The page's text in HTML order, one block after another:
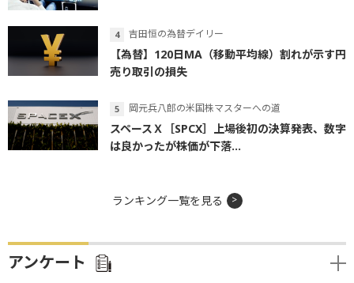
吉田恒の為替デイリー
【為替】120日MA（移動平均線）割れが示す円
売り取引の損失
岡元兵八郎の米国株マスターへの道
スペースＸ［SPCX］上場後初の決算発表、数字
は良かったが株価が下落...
ランキング一覧を見る
アンケート